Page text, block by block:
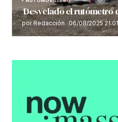
Desvelado el rutómetro
por Redacción 06/08/2025 21:01